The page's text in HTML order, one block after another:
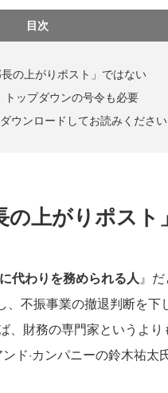
目次
の上がりポスト」ではない
トップダウンの号令も必要
ウンロードしてお読みください
の上がりポスト
代わりを務められる人』
不振事業の撤退判断を下
、財務の専門家というよ
ド·カンパニーの鈴木祐太